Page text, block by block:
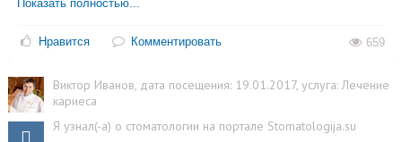
Виктор Иванов, дата посещения: 19.01.2017, услуга:Лечение
кариеса
Я узнал(-а) о стоматологии на портале Stomatologija.su